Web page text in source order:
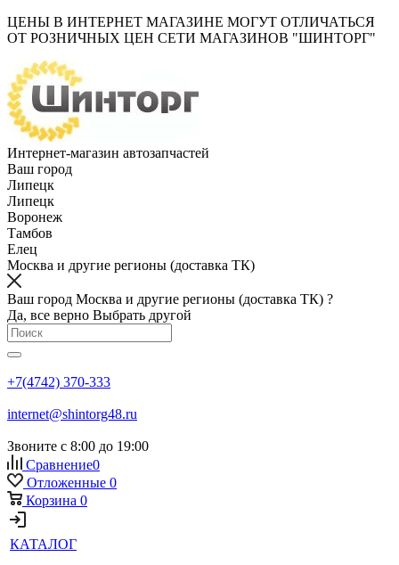
ЦЕНЫ В ИНТЕРНЕТ МАГАЗИНЕ МОГУТ ОТЛИЧАТЬСЯ
ОТ РОЗНИЧНЫХ ЦЕН СЕТИ МАГАЗИНОВ "ШИНТОРГ"
Интернет-магазин автозапчастей
Ваш город
Липецк
Липецк
Воронеж
Тамбов
Елец
Москва и другие регионы (доставка ТК)
Ваш город Москва и другие регионы (доставка ТК) ?
Да, все верно Выбрать другой
+7(4742) 370-333
internet@shintorg48.ru
Звоните с 8:00 до 19:00
Сравнение0
Отложенные 0
Корзина 0
КАТАЛОГ